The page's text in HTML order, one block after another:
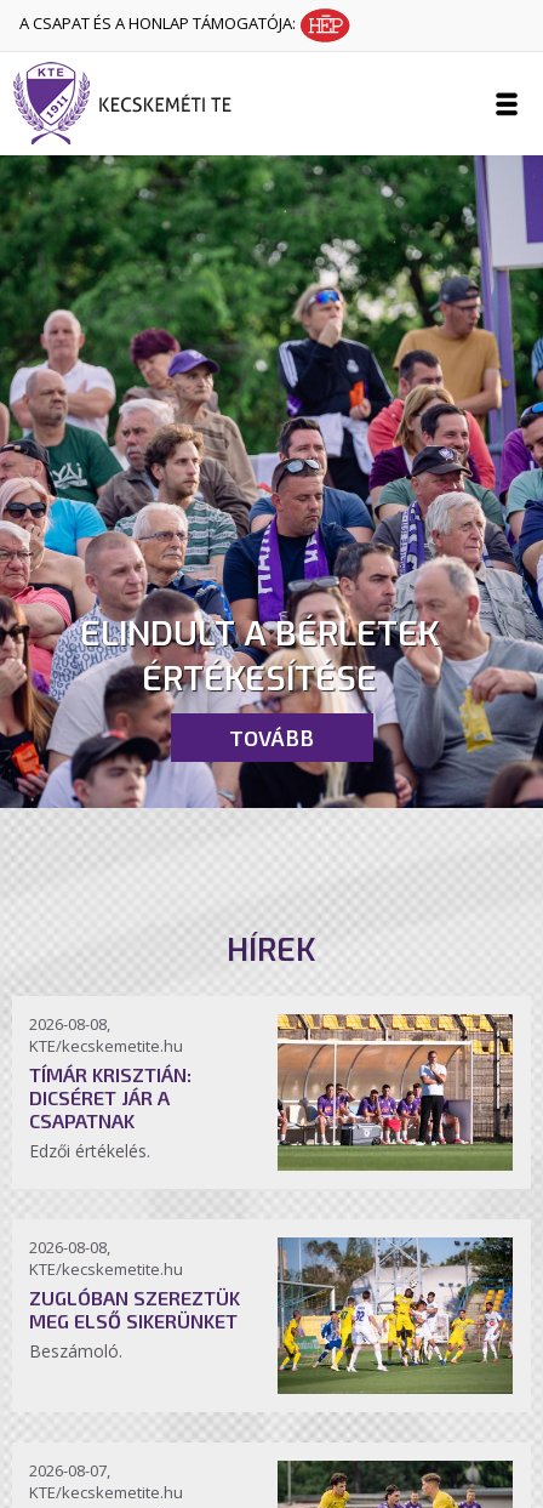
A CSAPAT ÉS A HONLAP TÁMOGATÓJA:
ELINDULT A BÉRLETEK
ÉRTÉKESÍTÉSE
TOVÁBB
HÍREK
2026-08-08,
KTE/kecskemetite.hu
TÍMÁR KRISZTIÁN:
DICSÉRET JÁR A
CSAPATNAK
Edzői értékelés.
2026-08-08,
KTE/kecskemetite.hu
ZUGLÓBAN SZEREZTÜK
MEG ELSŐ SIKERÜNKET
Beszámoló.
2026-08-07,
KTE/kecskemetite.hu